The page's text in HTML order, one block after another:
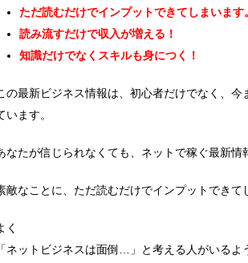
ただ読むだけでインプットできてしまいます。
読み流すだけで収入が増える！
知識だけでなくスキルも身につく！
の最新ビジネス情報は、初心者だけでなく、
います。
なたが信じられなくても、ネットで稼ぐ最新情
敵なことに、ただ読むだけでインプットできて
く
「ネットビジネスは面倒…」と考える人がいる